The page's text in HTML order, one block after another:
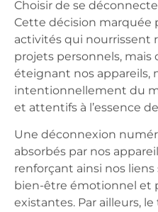
Choisir de se
Cette décision marquée
activités qui nourrissent
projets personnels,
éteignant nos appareils,
intentionnellement du
et attentifs à l’essence
Une déconnexion
absorbés par nos
renforçant ainsi nos
bien-être émotionnel et
existantes. Par ailleurs,